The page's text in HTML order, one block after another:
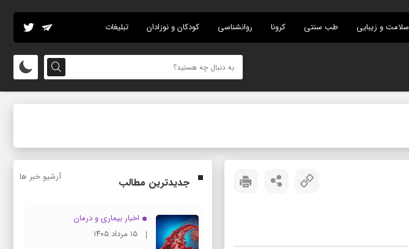
سلامت و زیبایی طب سنتی کرونا روانشناسی کودکان و نوزادان تبلیغات
جدیدترین مطالب آرشیو خبر ها
اخبار بیماری و درمان
۱۵ مرداد ۱۴۰۵